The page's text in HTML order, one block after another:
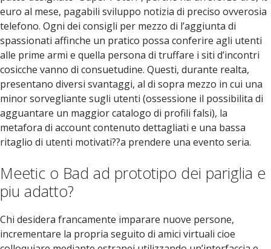
euro al mese, pagabili sviluppo notizia di preciso ovverosia
telefono. Ogni dei consigli per mezzo di l’aggiunta di
spassionati affinche un pratico possa conferire agli utenti
alle prime armi e quella persona di truffare i siti d’incontri
cosicche vanno di consuetudine. Questi, durante realta,
presentano diversi svantaggi, al di sopra mezzo in cui una
minor sorvegliante sugli utenti (ossessione il possibilita di
agguantare un maggior catalogo di profili falsi), la
metafora di account contenuto dettagliati e una bassa
ritaglio di utenti motivati??a prendere una evento seria.
Meetic o Bad ad prototipo dei pariglia e
piu adatto?
Chi desidera francamente imparare nuove persone,
incrementare la propria seguito di amici virtuali cioe